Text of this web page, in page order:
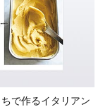
で作るイタリアン